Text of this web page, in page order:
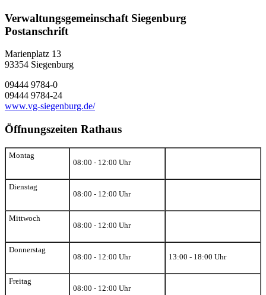
Verwaltungsgemeinschaft Siegenburg
Postanschrift
Marienplatz 13
93354 Siegenburg
09444 9784-0
09444 9784-24
www.vg-siegenburg.de/
Öffnungszeiten Rathaus
Montag
08:00 - 12:00 Uhr
Dienstag
08:00 - 12:00 Uhr
Mittwoch
08:00 - 12:00 Uhr
Donnerstag
08:00 - 12:00 Uhr
13:00 - 18:00 Uhr
Freitag
08:00 - 12:00 Uhr